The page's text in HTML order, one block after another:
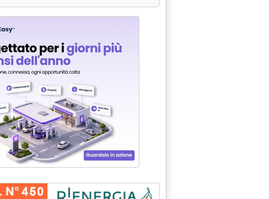
alle 0.0.
SANZIONI ALL'IRAK'